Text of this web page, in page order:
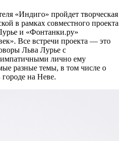
«Индиго» пройдет творческая
в рамках совместного проекта
и «Фонтанки.ру»
Все встречи проекта — это
Льва Лурье с
лично ему
разные темы, в том числе о
на Неве.